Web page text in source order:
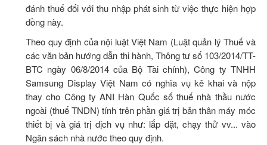
đánh thuế đối với thu nhập phát sinh từ việc thực hiện hợp
đồng này.
Theo quy định của nội luật Việt Nam (Luật quản lý Thuế và
các văn bản hướng dẫn thi hành, Thông tư số 103/2014/TT-
BTC ngày 06/8/2014 của Bộ Tài chính), Công ty TNHH
Samsung Display Việt Nam có nghĩa vụ kê khai và nộp
thay cho Công ty ANI Hàn Quốc số thuế nhà thầu nước
ngoài (thuế TNDN) tính trên phần giá trị bản thân máy móc
thiết bị và giá trị dịch vụ như: lắp đặt, chạy thử vv... vào
Ngân sách nhà nước theo quy định.